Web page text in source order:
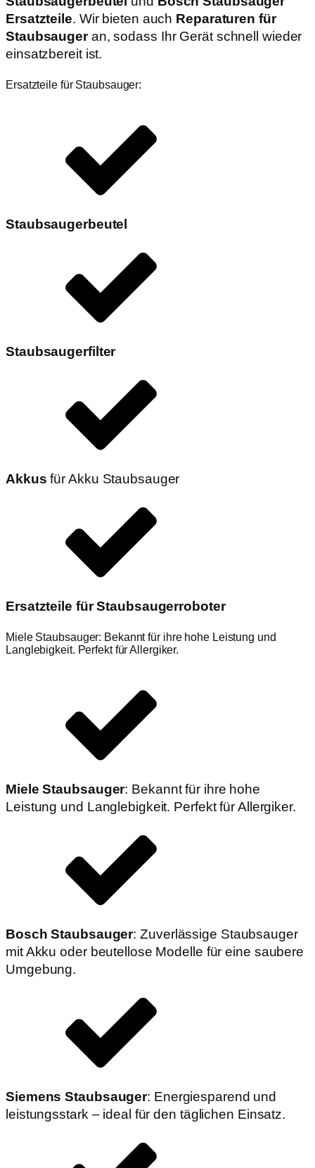
Ersatzteile. Wir bieten auch Reparaturen für
Staubsaugeran, sodass Ihr Gerät schnell wieder
einsatzbereit ist.
Ersatzteile für Staubsauger:
Staubsaugerbeutel
Staubsaugerfilter
Akkus für Akku Staubsauger
Ersatzteile für Staubsaugerroboter
Miele Staubsauger: Bekannt für ihre hohe Leistung und
Langlebigkeit. Perfekt für Allergiker.
Miele Staubsauger: Bekannt für ihre hohe
Leistung und Langlebigkeit. Perfekt für Allergiker.
Bosch Staubsauger: Zuverlässige Staubsauger
mit Akku oder beutellose Modelle für eine saubere
Umgebung.
Siemens Staubsauger: Energiesparend und
leistungsstark – ideal für den täglichen Einsatz.